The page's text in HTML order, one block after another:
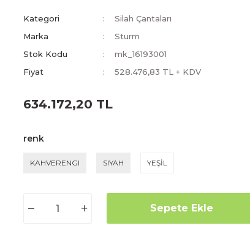
Kategori
Silah Çantaları
Marka
Sturm
Stok Kodu
mk_16193001
Fiyat
528.476,83 TL + KDV
634.172,20 TL
renk
KAHVERENGI SIYAH YEŞİL
Sepete Ekle